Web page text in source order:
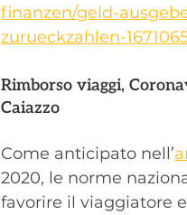
finanzen/geld-
zurueckzahlen-
Rimborso viaggi,
Caiazzo
Come anticipato nell’
2020, le norme
favorire il viaggiatore